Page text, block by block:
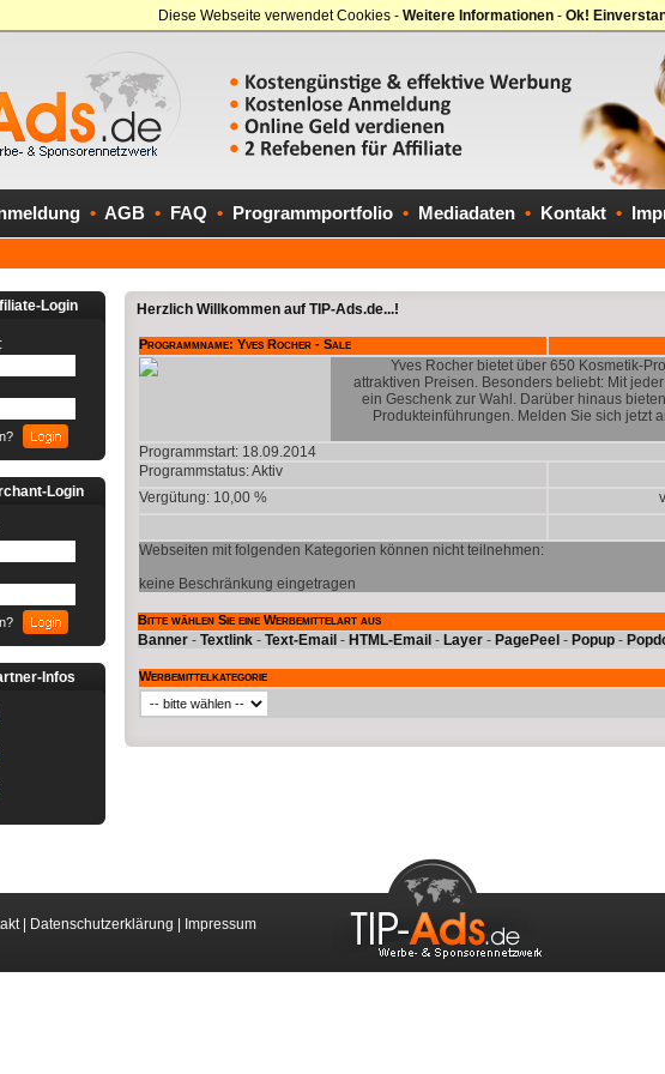
Diese Webseite verwendet Cookies - Weitere Informationen - Ok!
• AGB • FAQ • Programmportfolio • Mediadaten • Kontakt •
Login
Login
Infos
Herzlich Willkommen auf TIP-Ads.de...!
Programmname: Yves Rocher - Sale
Yves Rocher bietet über 650 Kosmetik-
attraktiven Preisen. Besonders beliebt: Mit
ein Geschenk zur Wahl. Darüber hinaus
Produkteinführungen. Melden Sie sich jetzt
Programmstart: 18.09.2014
Programmstatus:Aktiv
Vergütung: 10,00 %
Webseiten mit folgenden Kategorien können nicht teilnehmen:
keine Beschränkung eingetragen
Bitte wählen Sie eine Werbemittelart aus
Banner - Textlink - Text-Email - HTML-Email - Layer - PagePeel - Popup -
Werbemittelkategorie
| Datenschutzerklärung Impressum